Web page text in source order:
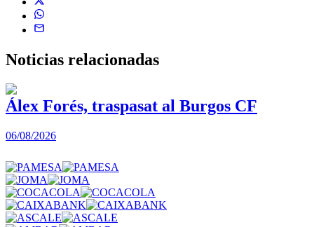
Noticias relacionadas
Álex Forés, traspasat al Burgos CF
06/08/2026